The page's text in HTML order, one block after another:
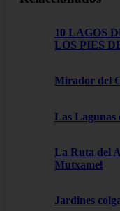
10 LAGOS
LOS PIES
Mirador del
Las Lagunas
La Ruta del
Mutxamel
Jardines